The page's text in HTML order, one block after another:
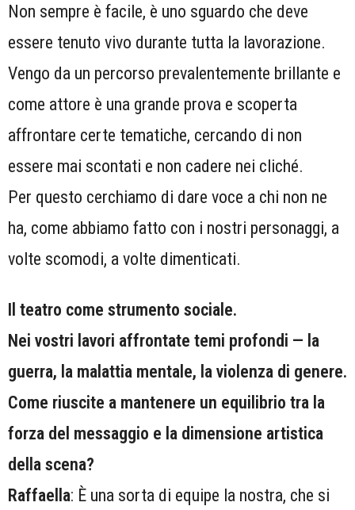
Non sempre è facile, è uno sguardo che deve
essere tenuto vivo durante tutta la lavorazione.
Vengo da un percorso prevalentemente brillante e
come attore è una grande prova e scoperta
affrontare certe tematiche, cercando di non
essere mai scontati e non cadere nei cliché.
Per questo cerchiamo di dare voce a chi non ne
ha, come abbiamo fatto con i nostri personaggi, a
volte scomodi, a volte dimenticati.
Il teatro come strumento sociale.
Nei vostri lavori affrontate temi profondi — la
guerra, la malattia mentale, la violenza di genere.
Come riuscite a mantenere un equilibrio tra la
forza del messaggio e la dimensione artistica
della scena?
Raffaella: È una sorta di equipe la nostra, che si